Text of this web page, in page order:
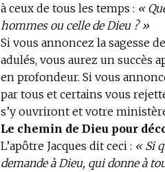
à ceux de tous les temps : «
hommes ou celle de Dieu ? »
Si vous annoncez la sagesse
adulés, vous aurez un succès
en profondeur. Si vous
par tous et certains vous
s’y ouvriront et votre
Le chemin de Dieu pour
L’apôtre Jacques dit ceci : « Si
demande à Dieu, qui donne à